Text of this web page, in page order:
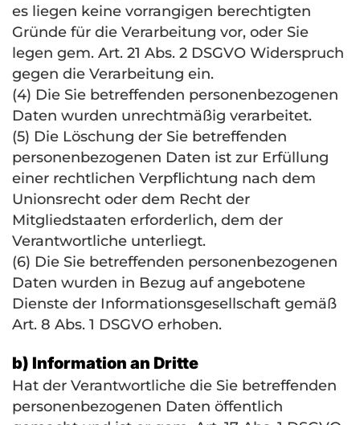
es liegen keine vorrangigen berechtigten
Gründe für die Verarbeitung vor, oder Sie
legen gem. Art. 21 Abs. 2 DSGVO Widerspruch
gegen die Verarbeitung ein.
(4) Die Sie betreffenden personenbezogenen
Daten wurden unrechtmäßig verarbeitet.
(5) Die Löschung der Sie betreffenden
personenbezogenen Daten ist zur Erfüllung
einer rechtlichen Verpflichtung nach dem
Unionsrecht oder dem Recht der
Mitgliedstaaten erforderlich, dem der
Verantwortliche unterliegt.
(6) Die Sie betreffenden personenbezogenen
Daten wurden in Bezug auf angebotene
Dienste der Informationsgesellschaft gemäß
Art. 8 Abs. 1 DSGVO erhoben.
b) Information an Dritte
Hat der Verantwortliche die Sie betreffenden
personenbezogenen Daten öffentlich